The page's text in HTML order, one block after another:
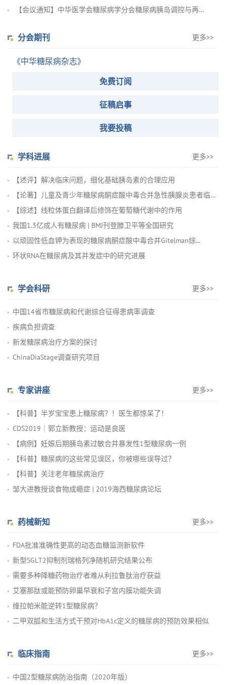
【会议通知】中华医学会糖尿病学分会糖尿病胰岛调控与再生医学学...
分会期刊 更多>>
《中华糖尿病杂志》
免费订阅
征稿启事
我要投稿
学科进展 更多>>
【述评】解决临床问题，细化基础胰岛素的合理应用
【论著】儿童及青少年糖尿病酮症酸中毒合并急性胰腺炎患者临床特...
【综述】线粒体蛋白翻译后修饰在葡萄糖代谢中的作用
我国1.3亿成人有糖尿病 | BMJ刊登滕卫平等全国研究
以顽固性低血钾为表现的糖尿病酮症酸中毒合并Gitelman综...
环状RNA在糖尿病及其并发症中的研究进展
学会科研 更多>>
中国14省市糖尿病和代谢综合征得患病率调查
疾病负担调查
新发糖尿病治疗方案的探讨
ChinaDiaStage调查研究项目
专家讲座 更多>>
【科普】半岁宝宝患上糖尿病？！医生都惊呆了！
CDS2019｜郭立新教授：运动是良医
【病例】妊娠后期胰岛素过敏合并暴发性1型糖尿病一例
【科普】糖尿病的这些常见误区，你被哪些误导过？
【科普】关注老年糖尿病治疗
邹大进教授谈食物成瘾症 | 2019海西糖尿病论坛
药械新知 更多>>
FDA批准准确性更高的动态血糖监测新软件
新型SGLT2抑制剂瑞格列净随机研究结果公布
需要多种降糖药物治疗者难从利拉鲁肽治疗获益
艾塞那肽或能预防卵巢早衰和子宫内膜功能失调
维拉帕米能逆转1型糖尿病？
二甲双胍和生活方式干预对HbA1c定义的糖尿病的预防效果相似
临床指南 更多>>
中国2型糖尿病防治指南（2020年版）